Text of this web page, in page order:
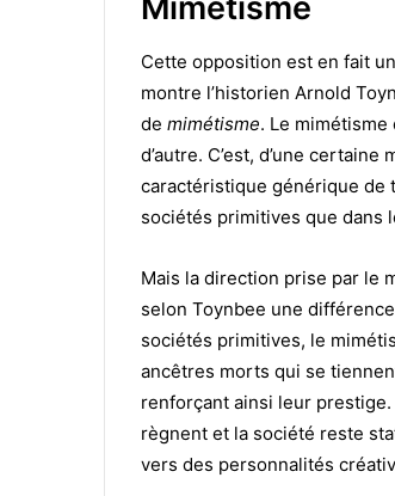
Cette opposition est en fait
montre l’historien Arnold
de mimétisme. Le
d’autre. C’est, d’une
caractéristique générique de
sociétés primitives que dans
Mais la direction prise par le
selon Toynbee une
sociétés primitives, le
ancêtres morts qui se
renforçant ainsi leur
règnent et la société reste
vers des personnalités